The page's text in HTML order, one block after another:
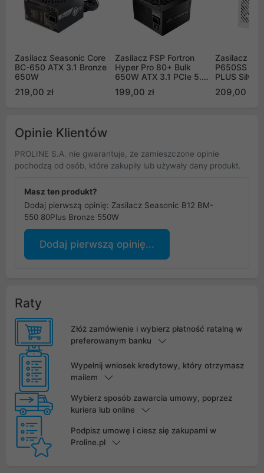
Zasilacz Seasonic Core
BC-650 ATX 3.1 Bronze
650W
219,00 zł
Zasilacz FSP Fortron
Hyper Pro 80+ Bulk
650W ATX 3.1 PCIe 5.1
czarny (HYPER
80+PRO650 G5.1)
199,00 zł
Zasilacz
P650SS
PLUS Silver
209,00 zł
Opinie Klientów
PROLINE S.A. nie gwarantuje, że zamieszczone opinie
pochodzą od osób, które zakupiły lub używały dany produkt.
Masz ten produkt?
Dodaj pierwszą opinię: Zasilacz Seasonic B12 BM-
550 80Plus Bronze 550W
Dodaj pierwszą opinię...
Raty
Złóż zamówienie i wybierz płatność ratalną w
preferowanym banku
Wypełnij wniosek kredytowy, który otrzymasz
mailem
Wybierz sposób zawarcia umowy, poprzez
kuriera lub online
Podpisz umowę i ciesz się zakupami w
Proline.pl